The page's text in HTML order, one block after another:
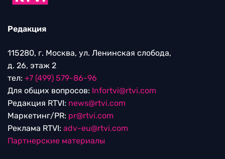
Редакция
115280, г. Москва, ул. Ленинская слобода,
д. 26, этаж 2
тел: +7 (499) 579-86-96
Для общих вопросов: Infortvi@rtvi.com
Редакция RTVI: news@rtvi.com
Маркетинг/PR: pr@rtvi.com
Реклама RTVI: adv-eu@rtvi.com
Партнерские материалы